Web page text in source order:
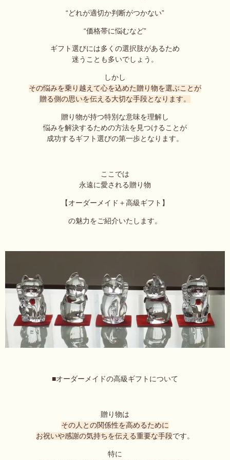
“どれが適切か判断がつかない”
“価格帯に悩むなど”
ギフト選びには多くの選択肢があるため
迷うことも多いでしょう。
しかし
その悩みを乗り越えて心を込めた贈り物を選ぶことが
贈る側の思いを伝える大切な手段となります。
贈り物が持つ特別な意味を理解し
悩みを解決するための方法を見つけることが
成功するギフト選びの第一歩となります。
ここでは
永遠に愛される贈り物
【オーダーメイド＋高級ギフト】
の魅力をご紹介いたします。
■オーダーメイドの高級ギフトについて
贈り物は
その人との関係性を高めるために
お祝いや感謝の気持ちを伝える重要な手段です。
特に